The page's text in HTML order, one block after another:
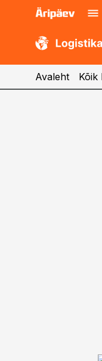
kaubandus.ee
Avaleht Kõik